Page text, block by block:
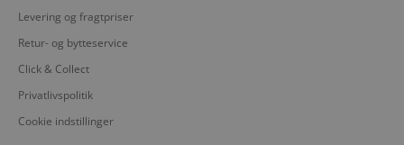
Levering og fragtpriser
Retur- og bytteservice
Click & Collect
Privatlivspolitik
Cookie indstillinger